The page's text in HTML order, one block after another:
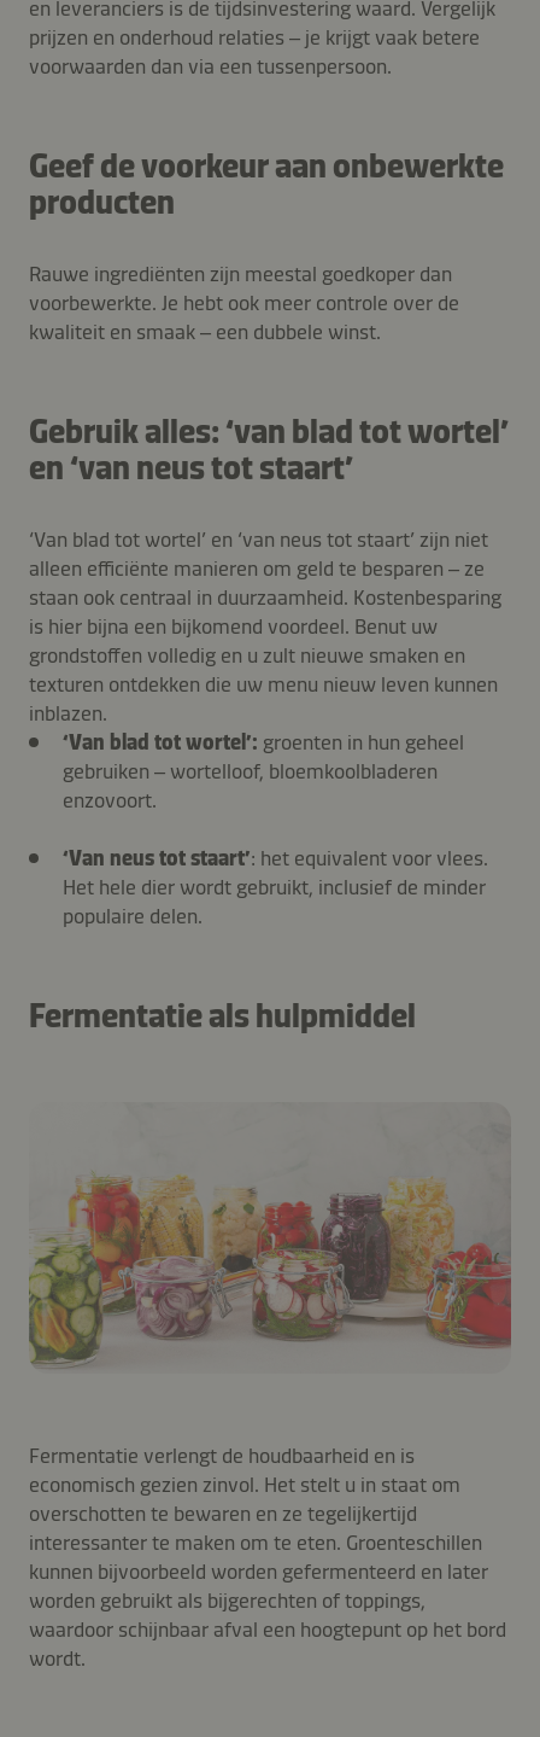
en leveranciers is de tijdsinvestering waard. Vergelijk
prijzen en onderhoud relaties – je krijgt vaak betere
voorwaarden dan via een tussenpersoon.
Geef de voorkeur aan onbewerkte
producten
Rauwe ingrediënten zijn meestal goedkoper dan
voorbewerkte. Je hebt ook meer controle over de
kwaliteit en smaak – een dubbele winst.
Gebruik alles: ‘van blad tot wortel’
en ‘van neus tot staart’
‘Van blad tot wortel’ en ‘van neus tot staart’ zijn niet
alleen efficiënte manieren om geld te besparen – ze
staan ook centraal in duurzaamheid. Kostenbesparing
is hier bijna een bijkomend voordeel. Benut uw
grondstoffen volledig en u zult nieuwe smaken en
texturen ontdekken die uw menu nieuw leven kunnen
inblazen.
‘Van blad tot wortel’: groenten in hun geheel
gebruiken – wortelloof, bloemkoolbladeren
enzovoort.
‘Van neus tot staart’: het equivalent voor vlees.
Het hele dier wordt gebruikt, inclusief de minder
populaire delen.
Fermentatie als hulpmiddel
Fermentatie verlengt de houdbaarheid en is
economisch gezien zinvol. Het stelt u in staat om
overschotten te bewaren en ze tegelijkertijd
interessanter te maken om te eten. Groenteschillen
kunnen bijvoorbeeld worden gefermenteerd en later
worden gebruikt als bijgerechten of toppings,
waardoor schijnbaar afval een hoogtepunt op het bord
wordt.